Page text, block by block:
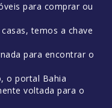
para comprar ou
temos a chave
para encontrar o
o portal Bahia
voltada para o